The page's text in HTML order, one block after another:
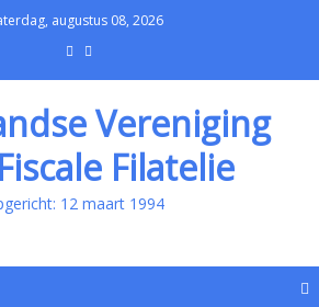
augustus 08, 2026
Vereniging
Filatelie
12 maart 1994